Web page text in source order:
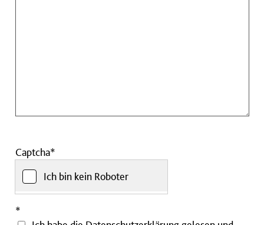
Captcha*
Ich bin kein Roboter
*